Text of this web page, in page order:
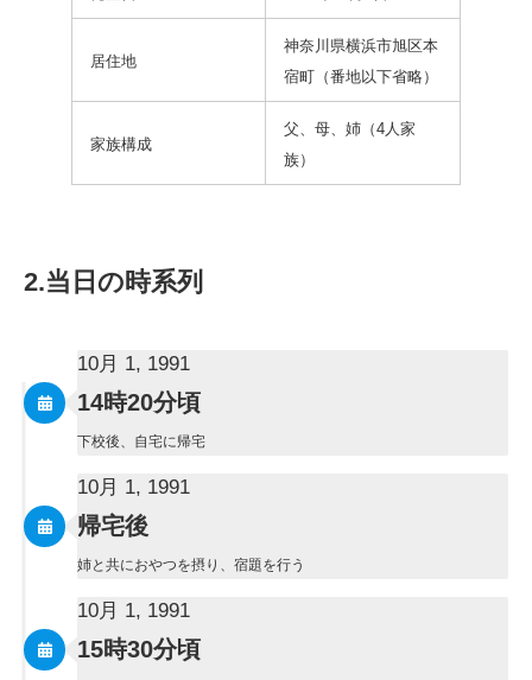
居住地
神奈川県横浜市旭区本
宿町（番地以下省略）
家族構成
父、母、姉（4人家
族）
2.当日の時系列
10月 1, 1991
14時20分頃
下校後、自宅に帰宅
10月 1, 1991
帰宅後
姉と共におやつを摂り、宿題を行う
10月 1, 1991
15時30分頃